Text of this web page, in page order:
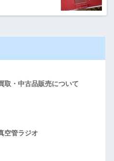
取・中古品販売について
空管ラジオ